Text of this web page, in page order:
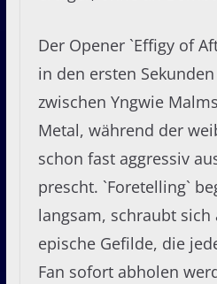
Der Opener `Effigy of
in den ersten
zwischen Yngwie
Metal, während der
schon fast aggressiv
prescht. `Foretelling`
langsam, schraubt
epische Gefilde, die
Fan sofort abholen